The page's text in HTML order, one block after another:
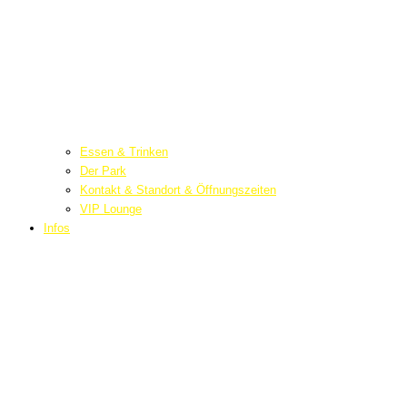
Essen & Trinken
Der Park
Kontakt & Standort & Öffnungszeiten
VIP Lounge
Infos